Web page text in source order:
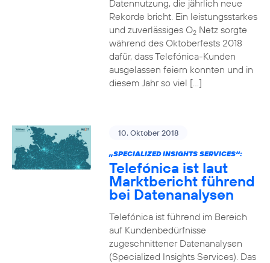
Datennutzung, die jährlich neue
Rekorde bricht. Ein leistungsstarkes
und zuverlässiges O2Netz sorgte
während des Oktoberfests 2018
dafür, dass Telefónica-Kunden
ausgelassen feiern konnten und in
diesem Jahr so viel […]
10. Oktober 2018
„SPECIALIZED INSIGHTS SERVICES“:
Telefónica ist laut
Marktbericht führend
bei Datenanalysen
Telefónica ist führend im Bereich
auf Kundenbedürfnisse
zugeschnittener Datenanalysen
(Specialized Insights Services). Das